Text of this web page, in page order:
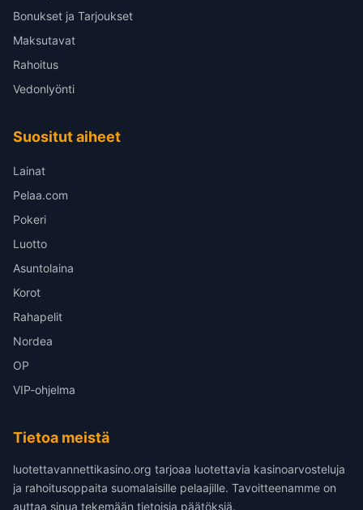
Bonukset ja Tarjoukset
Maksutavat
Rahoitus
Vedonlyönti
Suositut aiheet
Lainat
Pelaa.com
Pokeri
Luotto
Asuntolaina
Korot
Rahapelit
Nordea
OP
VIP-ohjelma
Tietoa meistä
luotettavannettikasino.org tarjoaa luotettavia kasinoarvosteluja
ja rahoitusoppaita suomalaisille pelaajille. Tavoitteenamme on
auttaa sinua tekemään tietoisia päätöksiä.